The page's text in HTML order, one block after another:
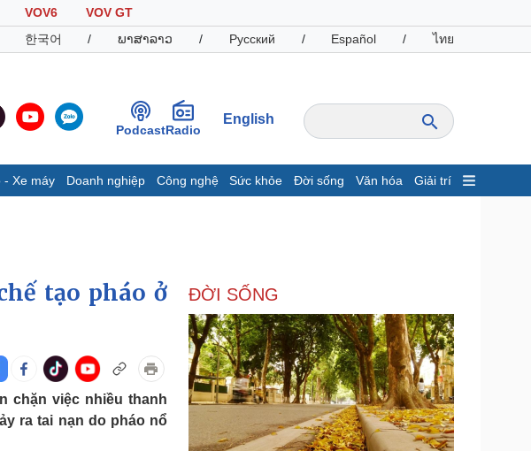
VOV6
VOV GT
한국어 / ພາສາລາວ / Русский / Español / ไทย
PodcastRadio
English
- Xe máy Doanh nghiệp Công nghệ Sức khỏe Đời sống Văn hóa Giải trí
Giá cà phê
máy
Doanh nghiệp
Thông tin doanh nghiệp
Doanh nghiệp 24h
Doanh nhân
Vì cộng đồng
Công nghệ
Sành điệu
Tin Công nghệ
Trải nghiệm
Chuyển đổi số
tạo pháo ở
chặn việc nhiều thanh
ra tai nạn do pháo nổ
ĐỜI SỐNG